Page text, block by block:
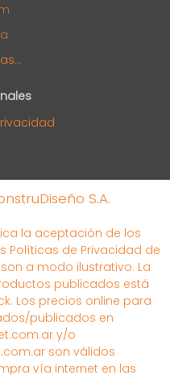
S.A.
la aceptación de los
Políticas de Privacidad de
son a modo ilustrativo. La
publicados está
Los precios online para
publicados en
y/o
son válidos
vía internet en las